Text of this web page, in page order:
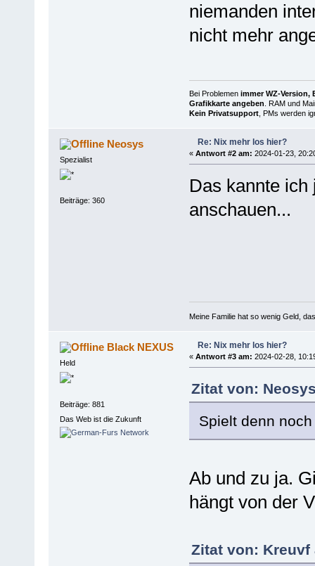
niemanden
nicht mehr
Bei Problemen immer WZ-Version,
Grafikkarte angeben . RAM und
Kein Privatsupport, PMs werden
Neosys
Spezialist
Beiträge: 360
Re: Nix mehr los hier?
« Antwort #2 am: 2024-01-23,
Das kannte
anschauen...
Meine Familie hat so wenig Geld,
Black NEXUS
Held
Beiträge: 881
Das Web ist die Zukunft
Re: Nix mehr los hier?
« Antwort #3 am: 2024-02-28,
Zitat von:
Spielt denn
Ab und zu ja.
hängt von der
Zitat von: Kreuvf